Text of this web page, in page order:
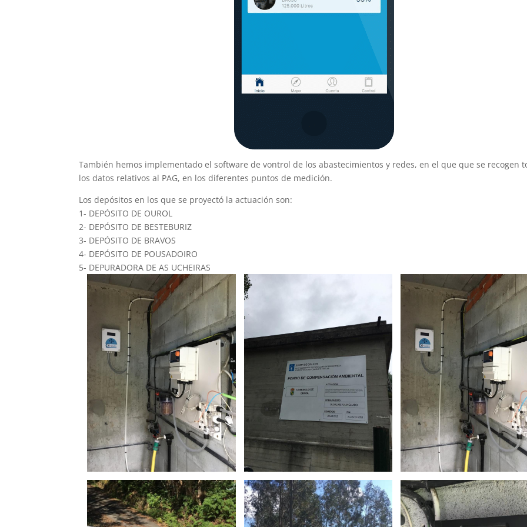
También hemos implementado el software de vontrol de los abastecimientos y redes, en el que que se recogen
los datos relativos al PAG, en los diferentes puntos de medición.
Los depósitos en los que se proyectó la actuación son:
1- DEPÓSITO DE OUROL
2- DEPÓSITO DE BESTEBURIZ
3- DEPÓSITO DE BRAVOS
4- DEPÓSITO DE POUSADOIRO
5- DEPURADORA DE AS UCHEIRAS